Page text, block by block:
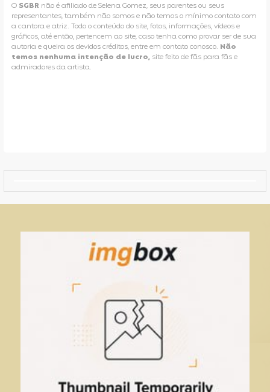
O SGBR não é afiliado de Selena Gomez, seus parentes ou seus
representantes, também não somos e não temos o mínimo contato com
a cantora e atriz. Todo o conteúdo do site, fotos, informações, vídeos e
gráficos, até então, pertencem ao site, caso tenha como provar ser de sua
autoria e queira os devidos créditos, entre em contato conosco. Não
temos nenhuma intenção de lucro, site feito de fãs para fãs e
admiradores da artista.